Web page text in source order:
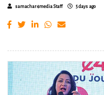
samachar4media Staff 5 days ago